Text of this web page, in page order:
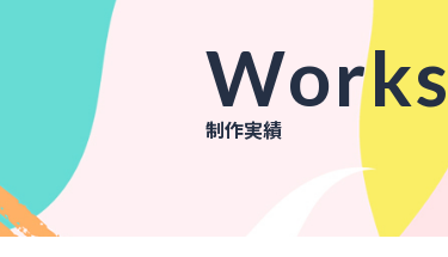
Works
制作実績